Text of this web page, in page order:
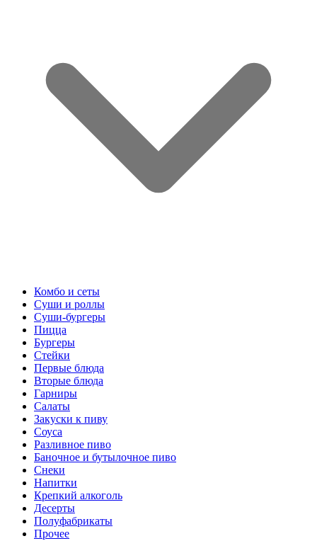
Комбо и сеты
Суши и роллы
Суши-бургеры
Пицца
Бургеры
Стейки
Первые блюда
Вторые блюда
Гарниры
Салаты
Закуски к пиву
Соуса
Разливное пиво
Баночное и бутылочное пиво
Снеки
Напитки
Крепкий алкоголь
Десерты
Полуфабрикаты
Прочее